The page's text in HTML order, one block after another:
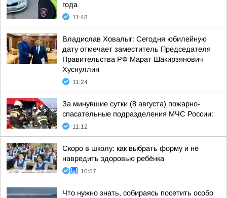
года
11:48
Владислав Ховалыг: Сегодня юбилейную
дату отмечает заместитель Председателя
Правительства РФ Марат Шакирзянович
Хуснуллин
11:24
За минувшие сутки (8 августа) пожарно-
спасательные подразделения МЧС России:
11:12
Скоро в школу: как выбрать форму и не
навредить здоровью ребёнка
10:57
Что нужно знать, собираясь посетить особо